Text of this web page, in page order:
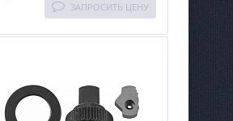
ЗАПРОСИТЬ ЦЕНУ